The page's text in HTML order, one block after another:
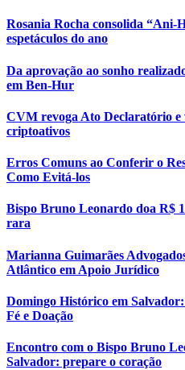
Rosania Rocha consolida “Ani-
espetáculos do ano
Da aprovação ao sonho
em Ben-Hur
CVM revoga Ato Declaratório
criptoativos
Erros Comuns ao Conferir o
Como Evitá-los
Bispo Bruno Leonardo doa R$
rara
Marianna Guimarães
Atlântico em Apoio Jurídico
Domingo Histórico em
Fé e Doação
Encontro com o Bispo Bruno
Salvador: prepare o coração